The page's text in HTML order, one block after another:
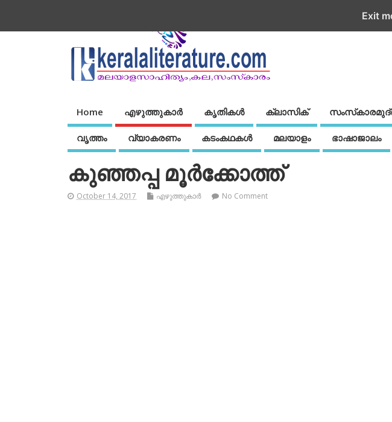
Home എഴുത്തുകാര്‍ കൃതികൾ ക്ലാസിക്
വൃത്തം വ്യാകരണം കടംകഥകള്‍ മലയാളം ഭാഷാജാലം
കുഞ്ഞപ്പ മൂര്‍ക്കോത്ത്
October 14, 2017 എഴുത്തുകാര്‍ No Comment
Exit